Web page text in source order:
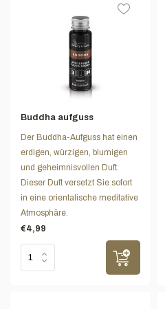
Buddha aufguss
Der Buddha-Aufguss hat einen
erdigen, würzigen, blumigen
und geheimnisvollen Duft.
Dieser Duft versetzt Sie sofort
in eine orientalische meditative
Atmosphäre.
€4,99